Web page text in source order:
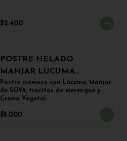
$2.400
POSTRE HELADO
MANJAR LUCUMA
(500grs)
Postre cremoso con Lúcuma, Manjar
de SOYA, trocitos de merengue y
Crema Vegetal.
$5.000